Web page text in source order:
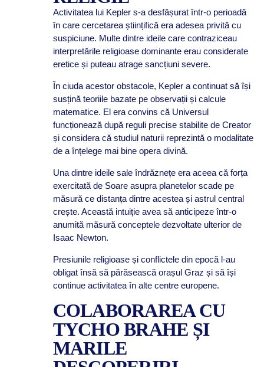
Activitatea lui Kepler s-a desfășurat într-o perioadă
în care cercetarea științifică era adesea privită cu
suspiciune. Multe dintre ideile care contraziceau
interpretările religioase dominante erau considerate
eretice și puteau atrage sancțiuni severe.
În ciuda acestor obstacole, Kepler a continuat să își
susțină teoriile bazate pe observații și calcule
matematice. El era convins că Universul
funcționează după reguli precise stabilite de Creator
și considera că studiul naturii reprezintă o modalitate
de a înțelege mai bine opera divină.
Una dintre ideile sale îndrăznețe era aceea că forța
exercitată de Soare asupra planetelor scade pe
măsură ce distanța dintre acestea și astrul central
crește. Această intuiție avea să anticipeze într-o
anumită măsură conceptele dezvoltate ulterior de
Isaac Newton.
Presiunile religioase și conflictele din epocă l-au
obligat însă să părăsească orașul Graz și să își
continue activitatea în alte centre europene.
COLABORAREA CU
TYCHO BRAHE ȘI
MARILE